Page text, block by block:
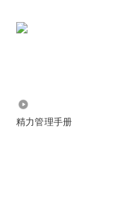
精力管理手册